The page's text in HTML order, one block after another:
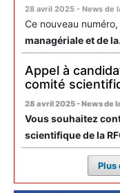
28 avril 2025 - News de
Ce nouveau
managériale et de
Appel à
comité
28 avril 2025 - News de
Vous souhaitez
scientifique de la
Plus